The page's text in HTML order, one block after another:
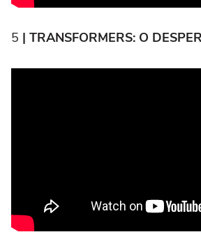
5 | TRANSFORMERS: O